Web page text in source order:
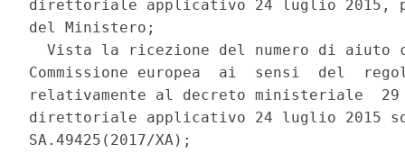
direttoriale applicativo 24 luglio 2015,
del Ministero;
Vista la ricezione del numero di aiuto
Commissione europea  ai  sensi  del
relativamente al decreto ministeriale  29
direttoriale applicativo 24 luglio 2015
SA.49425(2017/XA);